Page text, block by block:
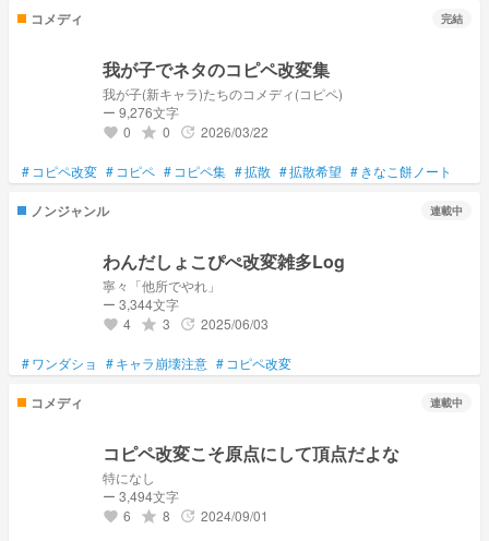
コメディ 完結
我が子でネタのコピペ改変集
我が子(新キャラ)たちのコメディ(コピペ)
ー 9,276文字
favorite 0 grade 0 update 2026/03/22
# コピペ改変 # コピペ # コピペ集 #拡散 #拡散希望 # きなこ餅ノート
ノンジャンル 連載中
わんだしょこぴぺ改変雑多Log
寧々「他所でやれ」
ー 3,344文字
favorite 4 grade 3 update 2025/06/03
#ワンダショ #キャラ崩壊注意 #コピペ改変
コメディ 連載中
コピペ改変こそ原点にして頂点だよな
特になし
ー 3,494文字
favorite 6 grade 8 update 2024/09/01